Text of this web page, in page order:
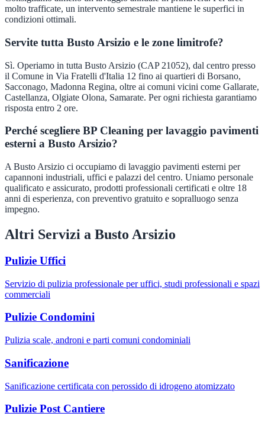
molto trafficate, un intervento semestrale mantiene le superfici in
condizioni ottimali.
Servite tutta Busto Arsizio e le zone limitrofe?
Sì. Operiamo in tutta Busto Arsizio (CAP 21052), dal centro presso
il Comune in Via Fratelli d'Italia 12 fino ai quartieri di Borsano,
Sacconago, Madonna Regina, oltre ai comuni vicini come Gallarate,
Castellanza, Olgiate Olona, Samarate. Per ogni richiesta garantiamo
risposta entro 2 ore.
Perché scegliere BP Cleaning per lavaggio pavimenti
esterni a Busto Arsizio?
A Busto Arsizio ci occupiamo di lavaggio pavimenti esterni per
capannoni industriali, uffici e palazzi del centro. Uniamo personale
qualificato e assicurato, prodotti professionali certificati e oltre 18
anni di esperienza, con preventivo gratuito e sopralluogo senza
impegno.
Altri Servizi a Busto Arsizio
Pulizie Uffici
Servizio di pulizia professionale per uffici, studi professionali e spazi
commerciali
Pulizie Condomini
Pulizia scale, androni e parti comuni condominiali
Sanificazione
Sanificazione certificata con perossido di idrogeno atomizzato
Pulizie Post Cantiere